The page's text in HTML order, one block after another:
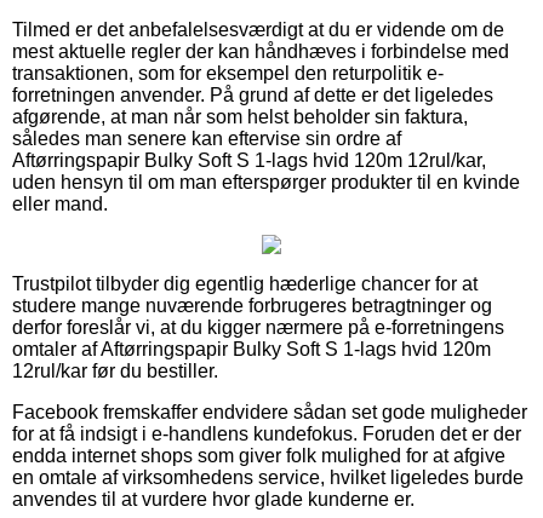
Tilmed er det anbefalelsesværdigt at du er vidende om de
mest aktuelle regler der kan håndhæves i forbindelse med
transaktionen, som for eksempel den returpolitik e-
forretningen anvender. På grund af dette er det ligeledes
afgørende, at man når som helst beholder sin faktura,
således man senere kan eftervise sin ordre af
Aftørringspapir Bulky Soft S 1-lags hvid 120m 12rul/kar,
uden hensyn til om man efterspørger produkter til en kvinde
eller mand.
Trustpilot tilbyder dig egentlig hæderlige chancer for at
studere mange nuværende forbrugeres betragtninger og
derfor foreslår vi, at du kigger nærmere på e-forretningens
omtaler af Aftørringspapir Bulky Soft S 1-lags hvid 120m
12rul/kar før du bestiller.
Facebook fremskaffer endvidere sådan set gode muligheder
for at få indsigt i e-handlens kundefokus. Foruden det er der
endda internet shops som giver folk mulighed for at afgive
en omtale af virksomhedens service, hvilket ligeledes burde
anvendes til at vurdere hvor glade kunderne er.